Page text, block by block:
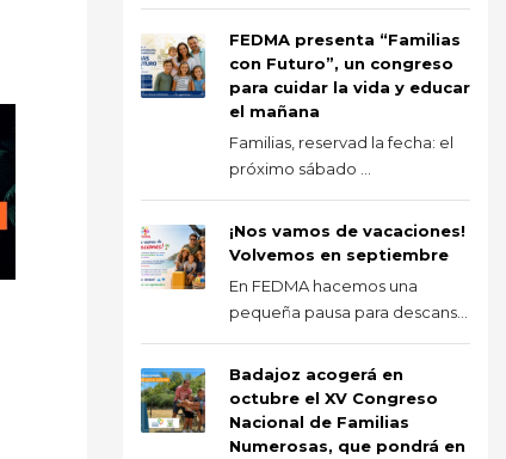
FEDMA presenta “Familias
con Futuro”, un congreso
para cuidar la vida y educar
el mañana
Familias, reservad la fecha: el
próximo sábado ...
¡Nos vamos de vacaciones!
Volvemos en septiembre
En FEDMA hacemos una
pequeña pausa para descans...
Badajoz acogerá en
octubre el XV Congreso
Nacional de Familias
Numerosas, que pondrá en